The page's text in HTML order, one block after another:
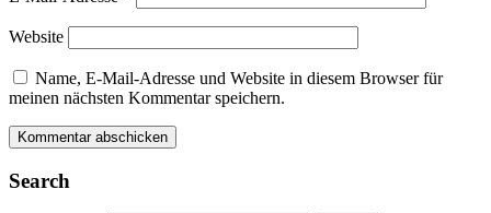
Website
Name, E-Mail-Adresse und Website in diesem Browser für
meinen nächsten Kommentar speichern.
Alternative:
Alternative:
Search